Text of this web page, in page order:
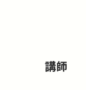
講師